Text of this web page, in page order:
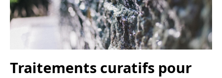
Traitements curatifs pour